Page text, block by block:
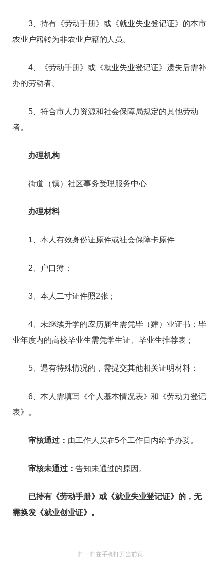
3、持有《劳动手册》或《就业失业登记证》的本市
农业户籍转为非农业户籍的人员。
4、《劳动手册》或《就业失业登记证》遗失后需补
办的劳动者。
5、符合市人力资源和社会保障局规定的其他劳动
者。
办理机构
街道（镇）社区事务受理服务中心
办理材料
1、本人有效身份证原件或社会保障卡原件
2、户口簿；
3、本人二寸证件照2张；
4、未继续升学的应历届生需凭毕（肄）业证书；毕
业年度内的高校毕业生需凭学生证、毕业生推荐表；
5、遇有特殊情况的，需提交其他相关证明材料；
6、本人需填写《个人基本情况表》和《劳动力登记
表》。
审核通过： 由工作人员在5个工作日内给予办妥。
审核未通过： 告知未通过的原因。
已持有《劳动手册》或《就业失业登记证》的，无
需换发《就业创业证》。
扫一扫在手机打开当前页